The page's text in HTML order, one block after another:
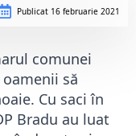
Publicat 16 februarie 2021
comunei
să
Cu saci în
Bradu au luat